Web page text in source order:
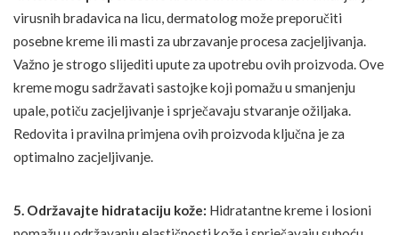
virusnih bradavica na licu, dermatolog može preporučiti
posebne kreme ili masti za ubrzavanje procesa zacjeljivanja.
Važno je strogo slijediti upute za upotrebu ovih proizvoda. Ove
kreme mogu sadržavati sastojke koji pomažu u smanjenju
upale, potiču zacjeljivanje i sprječavaju stvaranje ožiljaka.
Redovita i pravilna primjena ovih proizvoda ključna je za
optimalno zacjeljivanje.
5. Održavajte hidrataciju kože: Hidratantne kreme i losioni